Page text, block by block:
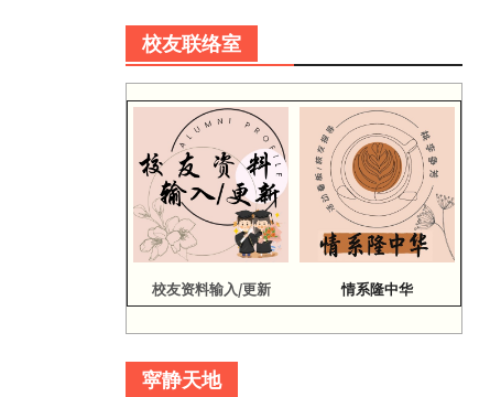
校友联络室
校友资料输入/更新 情系隆中华
寜静天地